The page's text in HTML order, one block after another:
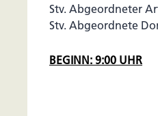
Stv. Abgeordneter
Stv. Abgeordnete
BEGINN: 9:00 UHR